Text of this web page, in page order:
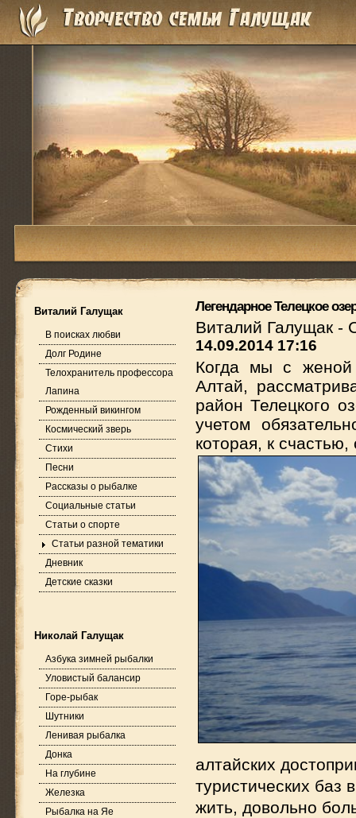
Виталий Галущак
В поисках любви
Долг Родине
Телохранитель профессора
Лапина
Рожденный викингом
Космический зверь
Стихи
Песни
Рассказы о рыбалке
Социальные статьи
Статьи о спорте
Статьи разной тематики
Дневник
Детские сказки
Николай Галущак
Азбука зимней рыбалки
Уловистый балансир
Горе-рыбак
Шутники
Ленивая рыбалка
Донка
На глубине
Железка
Рыбалка на Яе
Легендарное Телецкое
Виталий Галущак -
14.09.2014 17:16
Когда мы с женой
Алтай,
район Телецкого
учетом
которая, к счастью,
алтайских
туристических баз
жить, довольно